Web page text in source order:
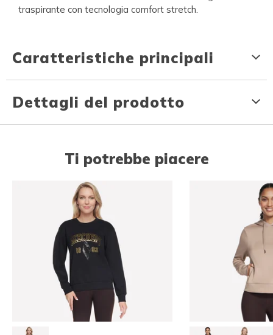
traspirante con tecnologia comfort stretch.
Caratteristiche principali
Dettagli del prodotto
Ti potrebbe piacere